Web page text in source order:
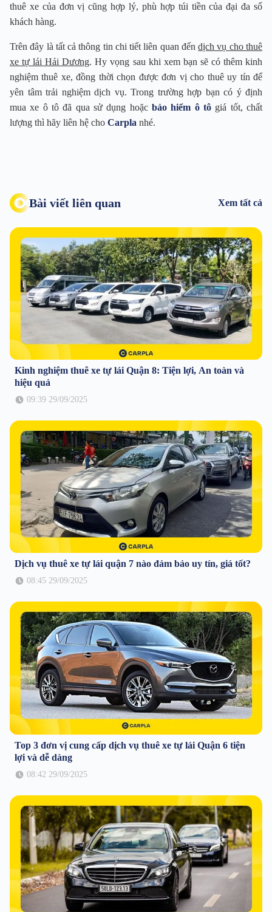
thuê xe của đơn vị cũng hợp lý, phù hợp túi tiền của đại đa số
khách hàng.
Trên đây là tất cả thông tin chi tiết liên quan đếndịch vụ cho thuê
xe tự lái Hải Dương. Hy vọng sau khi xem bạn sẽ có thêm kinh
nghiệm thuê xe, đồng thời chọn được đơn vị cho thuê uy tín để
yên tâm trải nghiệm dịch vụ. Trong trường hợp bạn có ý định
mua xe ô tô đã qua sử dụng hoặc bảo hiểm ô tô giá tốt, chất
lượng thì hãy liên hệ cho Carpla nhé.
Bài viết liên quan Xem tất cả
Kinh nghiệm thuê xe tự lái Quận 8: Tiện lợi, An toàn và
hiệu quả
09:39 29/09/2025
Dịch vụ thuê xe tự lái quận 7 nào đảm bảo uy tín, giá tốt?
08:45 29/09/2025
Top 3 đơn vị cung cấp dịch vụ thuê xe tự lái Quận 6 tiện
lợi và dễ dàng
08:42 29/09/2025